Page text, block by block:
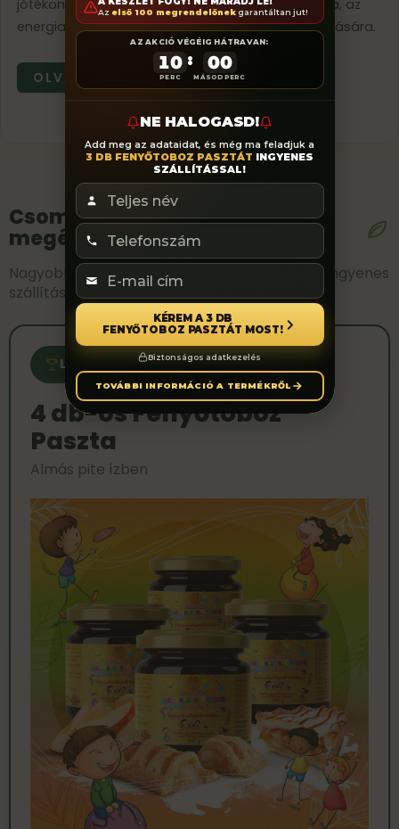
jótékony hatással lehet a hormonális egyensúlyra, az
energiaszint növelésére és az állóképesség fokozására.
OLVASS TOVÁBB
Csomagban mindig jobban
megéri!
Nagyobb kiszerelés = kedvezőbb egységár + ingyenes
szállítás
LEGNÉPSZERŰBB VÁLASZTÁS
4 db-os Fenyőtoboz
Paszta
Almás pite ízben
Az első 100 megrendelőnekgarantáltan jut!
AZ AKCIÓ VÉGÉIG HÁTRAVAN:
10
PERC
: 00
MÁSODPERC
NE HALOGASD!
Add meg az adataidat, és még ma feladjuk a
3 DB FENYŐTOBOZ PASZTÁT INGYENES
SZÁLLÍTÁSSAL!
KÉREM A 3 DB
FENYŐTOBOZ PASZTÁT MOST!
Biztonságos adatkezelés
TOVÁBBI INFORMÁCIÓ A TERMÉKRŐL